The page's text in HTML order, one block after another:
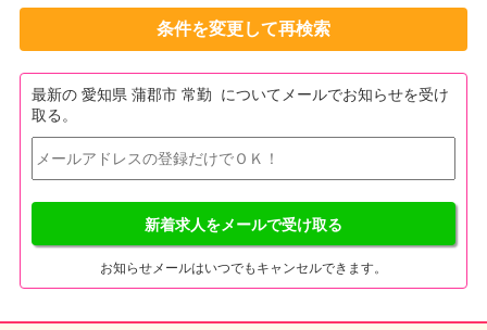
条件を変更して再検索
最新の 愛知県 蒲郡市 常勤 についてメールでお知らせを受け
取る。
新着求人をメールで受け取る
お知らせメールはいつでもキャンセルできます。